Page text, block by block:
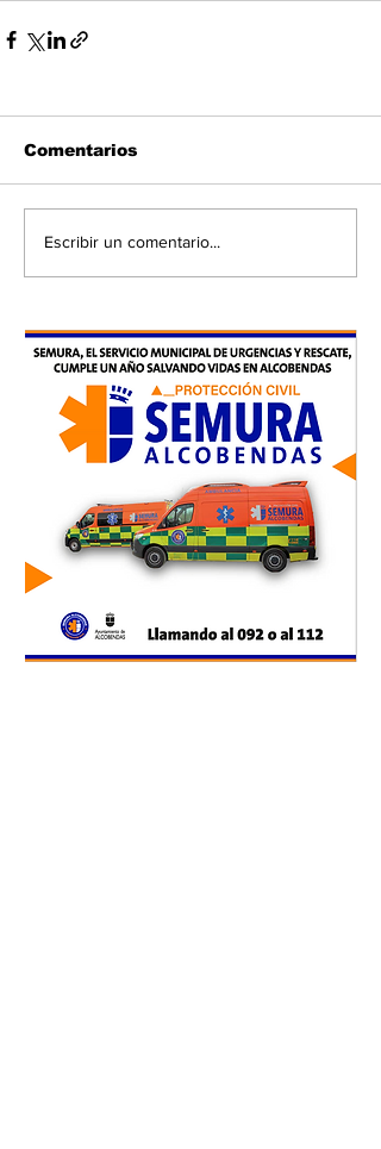
Comentarios
Escribir un comentario...